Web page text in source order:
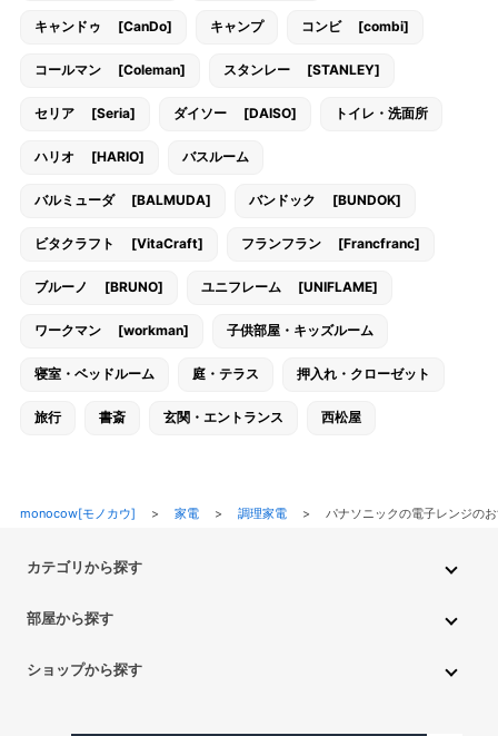
キャンドゥ [CanDo] キャンプ コンビ [combi]
コールマン [Coleman] スタンレー [STANLEY]
セリア [Seria] ダイソー [DAISO] トイレ・洗面所
ハリオ [HARIO] バスルーム
バルミューダ [BALMUDA] バンドック [BUNDOK]
ビタクラフト [VitaCraft] フランフラン [Francfranc]
ブルーノ [BRUNO] ユニフレーム [UNIFLAME]
ワークマン [workman] 子供部屋・キッズルーム
寝室・ベッドルーム 庭・テラス 押入れ・クローゼット
旅行 書斎 玄関・エントランス 西松屋
monocow[モノカウ] > 家電> 調理家電> パナソニックの電子レンジの
カテゴリから探す
ペット用品 ベビー・キッズ
部屋から探す
トイレ・洗面所 バスルーム 押入れ・クローゼット
ショップから探す